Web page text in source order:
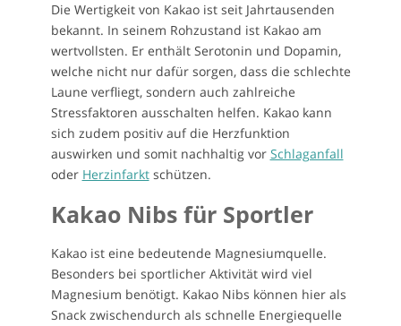
Die Wertigkeit von Kakao ist seit Jahrtausenden
bekannt. In seinem Rohzustand ist Kakao am
wertvollsten. Er enthält Serotonin und Dopamin,
welche nicht nur dafür sorgen, dass die schlechte
Laune verfliegt, sondern auch zahlreiche
Stressfaktoren ausschalten helfen. Kakao kann
sich zudem positiv auf die Herzfunktion
auswirken und somit nachhaltig vor Schlaganfall
oder Herzinfarktschützen.
Kakao Nibs für Sportler
Kakao ist eine bedeutende Magnesiumquelle.
Besonders bei sportlicher Aktivität wird viel
Magnesium benötigt. Kakao Nibs können hier als
Snack zwischendurch als schnelle Energiequelle